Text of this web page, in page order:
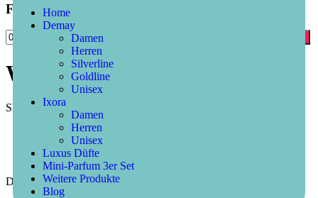
Home
Demay
Damen
Herren
Silverline
Goldline
Unisex
Ixora
Damen
Herren
Unisex
Luxus Düfte
Mini-Parfum 3er Set
Weitere Produkte
Blog
Filtern Nach Preis
Weitere Produkte
Showing all 6 results
Default sorting